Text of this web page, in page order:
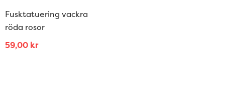
Fusktatuering vackra
röda rosor
59,00 kr